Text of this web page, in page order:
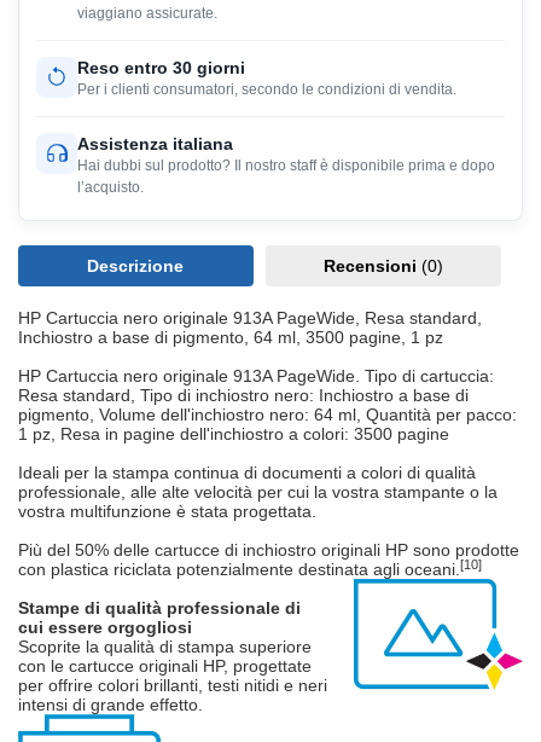
viaggiano assicurate.
Reso entro 30 giorni
Per i clienti consumatori, secondo le condizioni di vendita.
Assistenza italiana
Hai dubbi sul prodotto? Il nostro staff è disponibile prima e dopo
l’acquisto.
Descrizione Recensioni (0)
HP Cartuccia nero originale 913A PageWide, Resa standard,
Inchiostro a base di pigmento, 64 ml, 3500 pagine, 1 pz
HP Cartuccia nero originale 913A PageWide. Tipo di cartuccia:
Resa standard, Tipo di inchiostro nero: Inchiostro a base di
pigmento, Volume dell'inchiostro nero: 64 ml, Quantità per pacco:
1 pz, Resa in pagine dell'inchiostro a colori: 3500 pagine
Ideali per la stampa continua di documenti a colori di qualità
professionale, alle alte velocità per cui la vostra stampante o la
vostra multifunzione è stata progettata.
Più del 50% delle cartucce di inchiostro originali HP sono prodotte
con plastica riciclata potenzialmente destinata agli oceani. [10]
Stampe di qualità professionale di
cui essere orgogliosi
Scoprite la qualità di stampa superiore
con le cartucce originali HP, progettate
per offrire colori brillanti, testi nitidi e neri
intensi di grande effetto.